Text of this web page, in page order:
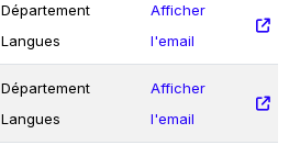
Département
Langues
Afficher
l'email
Département
Langues
Afficher
l'email